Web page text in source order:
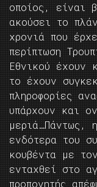
οποίος, είναι
ακούσει το
χρονιά που
περίπτωση
Εθνικού έχουν
το έχουν
πληροφορίες
υπάρχουν και
μεριά…Πάντως,
ενδότερα του
κουβέντα με
ενταχθεί στο
προπονητής